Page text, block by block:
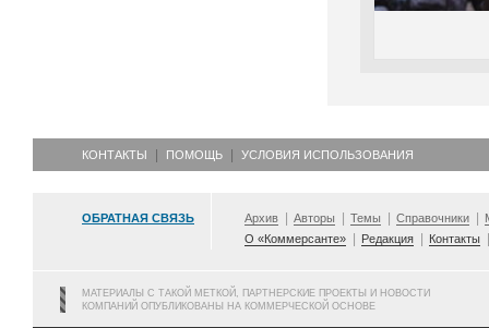
КОНТАКТЫ ПОМОЩЬ УСЛОВИЯ ИСПОЛЬЗОВАНИЯ
ОБРАТНАЯ СВЯЗЬ Архив Авторы Темы Справочники
О «Коммерсанте»
Редакция Контакты
МАТЕРИАЛЫ С ТАКОЙ МЕТКОЙ, ПАРТНЕРСКИЕ ПРОЕКТЫ И НОВОСТИ
КОМПАНИЙ ОПУБЛИКОВАНЫ НА КОММЕРЧЕСКОЙ ОСНОВЕ